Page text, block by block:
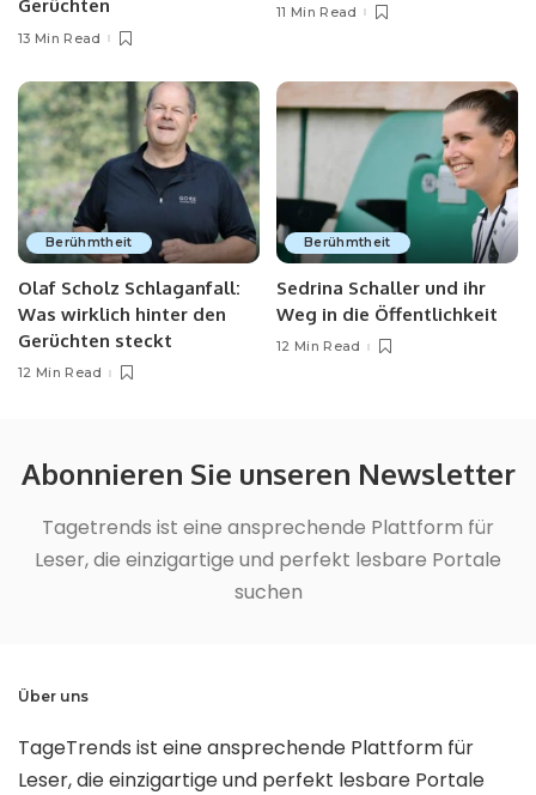
Gerüchten
13 Min Read
11 Min Read
Berühmtheit
Olaf Scholz Schlaganfall:
Was wirklich hinter den
Gerüchten steckt
12 Min Read
Berühmtheit
Sedrina Schaller und ihr
Weg in die Öffentlichkeit
12 Min Read
Abonnieren Sie unseren Newsletter
Tagetrends ist eine ansprechende Plattform für
Leser, die einzigartige und perfekt lesbare Portale
suchen
Über uns
TageTrends ist eine ansprechende Plattform für
Leser, die einzigartige und perfekt lesbare Portale